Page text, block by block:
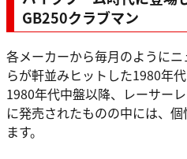
GB250クラブマン
各メーカーから毎月のように
らが軒並みヒットした1980年
1980年代中盤以降、レーサー
に発売されたものの中には、
ます。